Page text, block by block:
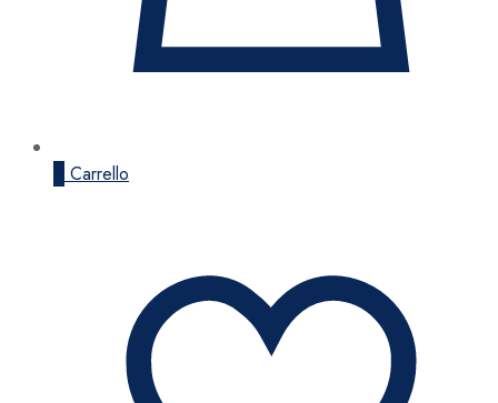
Carrello